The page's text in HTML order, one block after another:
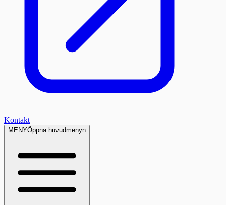
Kontakt
MENYÖppna huvudmenyn